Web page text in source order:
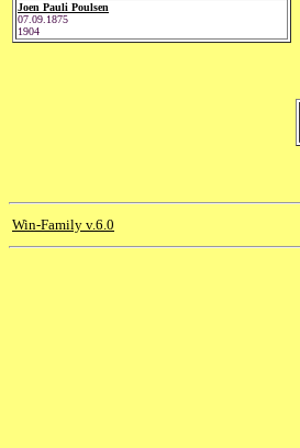
Joen Pauli Poulsen
07.09.1875
1904
Win-Family v.6.0